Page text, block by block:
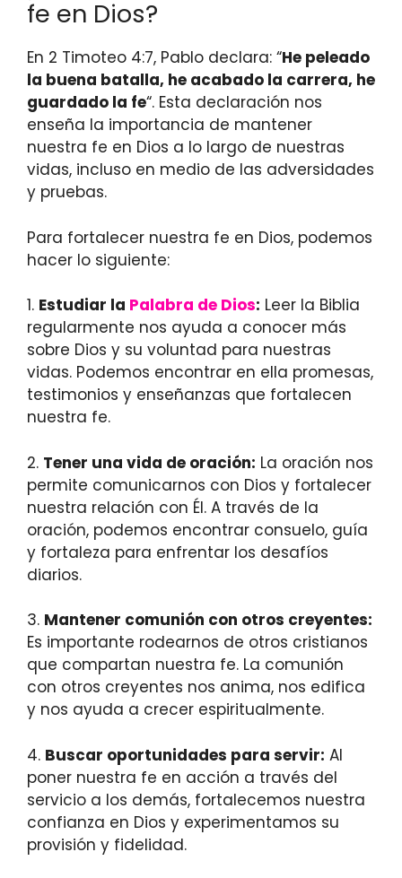
fe en Dios?
En 2 Timoteo 4:7, Pablo declara: “He peleado
la buena batalla, he acabado la carrera, he
guardado la fe“. Esta declaración nos
enseña la importancia de mantener
nuestra fe en Dios a lo largo de nuestras
vidas, incluso en medio de las adversidades
y pruebas.
Para fortalecer nuestra fe en Dios, podemos
hacer lo siguiente:
1. Estudiar la Palabra de Dios: Leer la Biblia
regularmente nos ayuda a conocer más
sobre Dios y su voluntad para nuestras
vidas. Podemos encontrar en ella promesas,
testimonios y enseñanzas que fortalecen
nuestra fe.
2. Tener una vida de oración: La oración nos
permite comunicarnos con Dios y fortalecer
nuestra relación con Él. A través de la
oración, podemos encontrar consuelo, guía
y fortaleza para enfrentar los desafíos
diarios.
3. Mantener comunión con otros creyentes:
Es importante rodearnos de otros cristianos
que compartan nuestra fe. La comunión
con otros creyentes nos anima, nos edifica
y nos ayuda a crecer espiritualmente.
4. Buscar oportunidades para servir: Al
poner nuestra fe en acción a través del
servicio a los demás, fortalecemos nuestra
confianza en Dios y experimentamos su
provisión y fidelidad.